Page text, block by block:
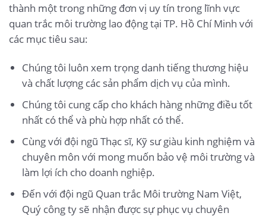
thành một trong những đơn vị uy tín trong lĩnh vực
quan trắc môi trường lao động tại TP. Hồ Chí Minh với
các mục tiêu sau:
Chúng tôi luôn xem trọng danh tiếng thương hiệu
và chất lượng các sản phẩm dịch vụ của mình.
Chúng tôi cung cấp cho khách hàng những điều tốt
nhất có thể và phù hợp nhất có thể.
Cùng với đội ngũ Thạc sĩ, Kỹ sư giàu kinh nghiệm và
chuyên môn với mong muốn bảo vệ môi trường và
làm lợi ích cho doanh nghiệp.
Đến với đội ngũ Quan trắc Môi trường Nam Việt,
Quý công ty sẽ nhận được sự phục vụ chuyên